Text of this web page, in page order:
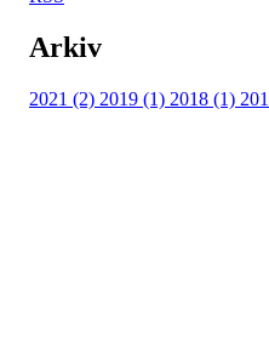
Arkiv
2021 (2) 2019 (1) 2018 (1)